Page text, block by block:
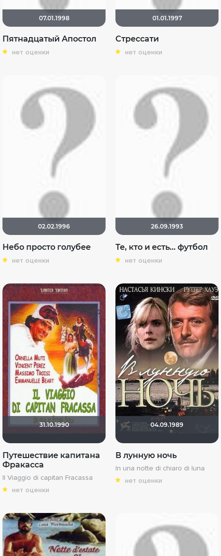
07.01.1998
Пятнадцатый Апостол
нет оценки
01.01.1997
Стрессати
нет оценки
02.02.1996
Небо просто голубее
нет оценки
26.09.1993
Те, кто и есть... футбол
нет оценки
31.10.1990
Путешествие капитана
Фракасса
Il Viaggio di capitan Fracassa
нет оценки
04.09.1989
В лунную ночь
In una notte di chiaro di luna
нет оценки